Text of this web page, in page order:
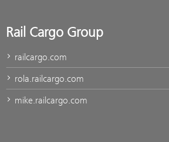
Rail Cargo Group
railcargo.com
rola.railcargo.com
mike.railcargo.com